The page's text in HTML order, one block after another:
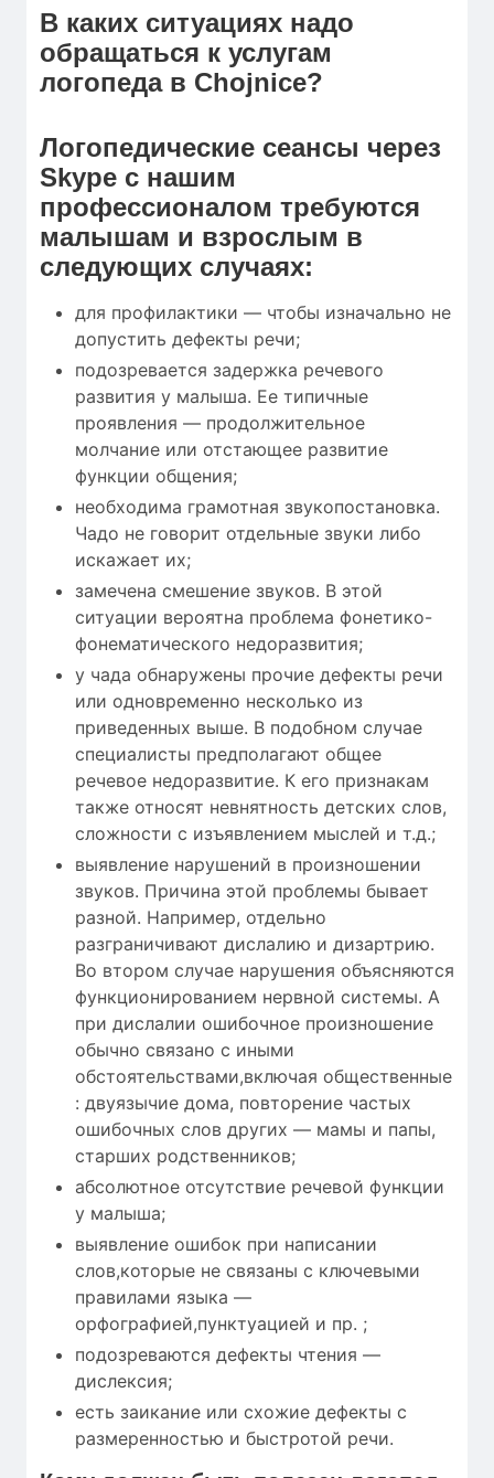
В каких ситуациях надо
обращаться к услугам
логопеда в Chojnice?
Логопедические сеансы через
Skype с нашим
профессионалом требуются
малышам и взрослым в
следующих случаях:
для профилактики — чтобы изначально не
допустить дефекты речи;
подозревается задержка речевого
развития у малыша. Ее типичные
проявления — продолжительное
молчание или отстающее развитие
функции общения;
необходима грамотная звукопостановка.
Чадо не говорит отдельные звуки либо
искажает их;
замечена смешение звуков. В этой
ситуации вероятна проблема фонетико-
фонематического недоразвития;
у чада обнаружены прочие дефекты речи
или одновременно несколько из
приведенных выше. В подобном случае
специалисты предполагают общее
речевое недоразвитие. К его признакам
также относят невнятность детских слов,
сложности с изъявлением мыслей и т.д.;
выявление нарушений в произношении
звуков. Причина этой проблемы бывает
разной. Например, отдельно
разграничивают дислалию и дизартрию.
Во втором случае нарушения объясняются
функционированием нервной системы. А
при дислалии ошибочное произношение
обычно связано с иными
обстоятельствами,включая общественные
: двуязычие дома, повторение частых
ошибочных слов других — мамы и папы,
старших родственников;
абсолютное отсутствие речевой функции
у малыша;
выявление ошибок при написании
слов,которые не связаны с ключевыми
правилами языка —
орфографией,пунктуацией и пр. ;
подозреваются дефекты чтения —
дислексия;
есть заикание или схожие дефекты с
размеренностью и быстротой речи.